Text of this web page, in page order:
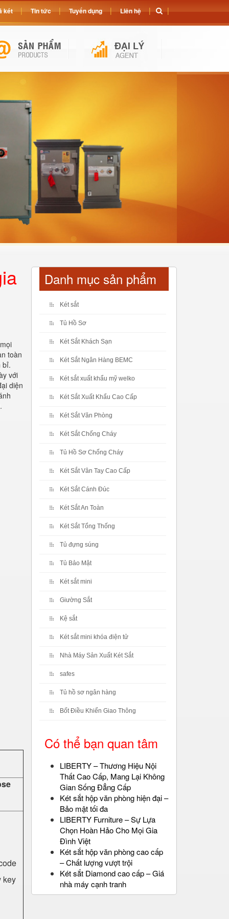
toàn
bỉ.
với
diện
key
Danh mục sản phẩm
Két sắt
Tủ Hồ Sơ
Két Sắt Khách Sạn
Két Sắt Ngân Hàng BEMC
Két sắt xuất khẩu mỹ welko
Két Sắt Xuất Khẩu Cao Cấp
Két Sắt Văn Phòng
Két Sắt Chống Cháy
Tủ Hồ Sơ Chống Cháy
Két Sắt Vân Tay Cao Cấp
Két Sắt Cánh Đúc
Két Sắt An Toàn
Két Sắt Tổng Thống
Tủ đựng súng
Tủ Bảo Mật
Két sắt mini
Giường Sắt
Kệ sắt
Két sắt mini khóa điện tử
Nhà Máy Sản Xuất Két Sắt
safes
Tủ hồ sơ ngân hàng
Bốt Điều Khiển Giao Thông
Có thể bạn quan tâm
LIBERTY – Thương Hiệu Nội
Thất Cao Cấp, Mang Lại Không
Gian Sống Đẳng Cấp
Két sắt hộp văn phòng hiện đại –
Bảo mật tối đa
LIBERTY Furniture – Sự Lựa
Chọn Hoàn Hảo Cho Mọi Gia
Đình Việt
Két sắt hộp văn phòng cao cấp
– Chất lượng vượt trội
Két sắt Diamond cao cấp – Giá
nhà máy cạnh tranh
két Tin tức Tuyển dụng Liên hệ